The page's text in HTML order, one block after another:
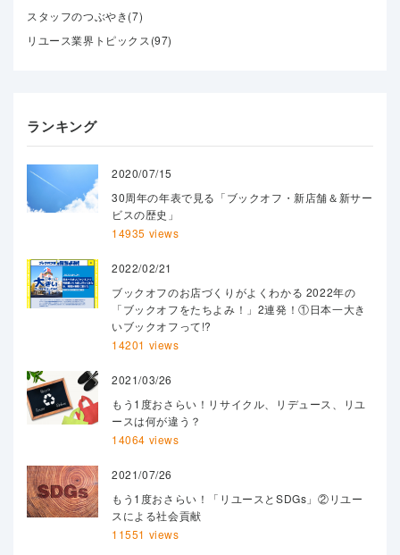
スタッフのつぶやき(7)
リユース業界トピックス(97)
ランキング
2020/07/15
30周年の年表で見る「ブックオフ・新店舗＆新サー
ビスの歴史」
14935 views
2022/02/21
ブックオフのお店づくりがよくわかる 2022年の
「ブックオフをたちよみ！」2連発！①日本一大き
いブックオフって!?
14201 views
2021/03/26
もう1度おさらい！リサイクル、リデュース、リユ
ースは何が違う？
14064 views
2021/07/26
もう1度おさらい！「リユースとSDGs」②リユー
スによる社会貢献
11551 views